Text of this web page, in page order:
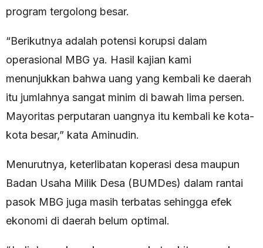
program tergolong besar.
“Berikutnya adalah potensi korupsi dalam
operasional MBG ya. Hasil kajian kami
menunjukkan bahwa uang yang kembali ke daerah
itu jumlahnya sangat minim di bawah lima persen.
Mayoritas perputaran uangnya itu kembali ke kota-
kota besar,” kata Aminudin.
Menurutnya, keterlibatan koperasi desa maupun
Badan Usaha Milik Desa (BUMDes) dalam rantai
pasok MBG juga masih terbatas sehingga efek
ekonomi di daerah belum optimal.